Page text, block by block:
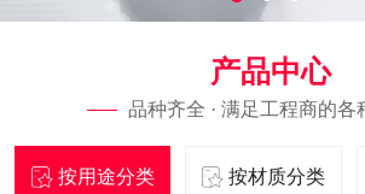
产品中心
品种齐全 · 满足工程商的各
按用途分类 按材质分类